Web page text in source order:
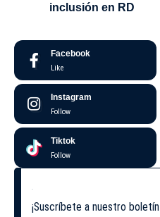
inclusión en RD
Facebook
Like
Instagram
Follow
Tiktok
Follow
¡Suscríbete a nuestro